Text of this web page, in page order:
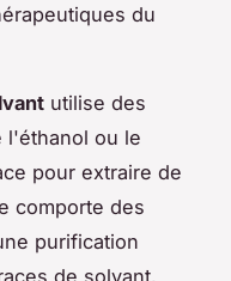
du
utilise des
l'éthanol ou le
pour extraire de
comporte des
purification
de solvant.